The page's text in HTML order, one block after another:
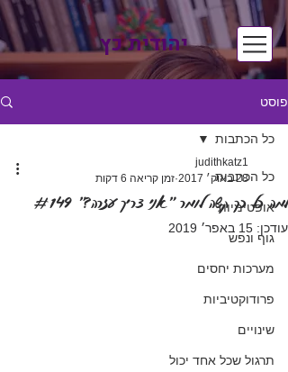
יהודית כץ
פוסט
כל הכתבות
אופטימיות
גוף ונפש
מערכות יחסים
פרודוקטיביות
שינויים
תרגול שכל אחד יכול
כל הכתבות
למה כל כך קשה לומר ״אני צריך עזרה?״ #149
judithkatz1
28 באוק׳ 2017
זמן קריאה 6 דקות
עודכן: 15 באפר׳ 2019